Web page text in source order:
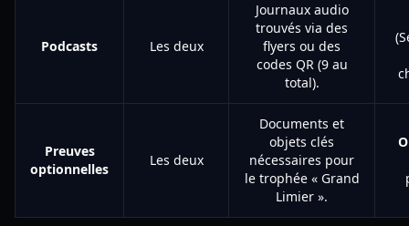
Podcasts Les deux
Journaux audio
trouvés via des
flyers ou des
codes QR (9 au
total).
Preuves
optionnelles
Les deux
Documents et
objets clés
nécessaires pour
le trophée « Grand
Limier ».